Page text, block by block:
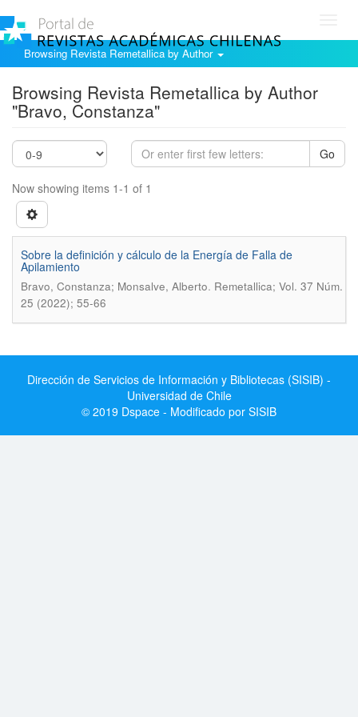
Browsing Revista Remetallica by Author
Browsing Revista Remetallica by Author
"Bravo, Constanza"
Go
Now showing items 1-1 of 1
Sobre la definición y cálculo de la Energía de Falla de
Apilamiento
Bravo, Constanza; Monsalve, Alberto. Remetallica; Vol. 37 Núm.
25 (2022); 55-66
Dirección de Servicios de Información y Bibliotecas (SISIB) -
Universidad de Chile
© 2019 Dspace - Modificado por SISIB